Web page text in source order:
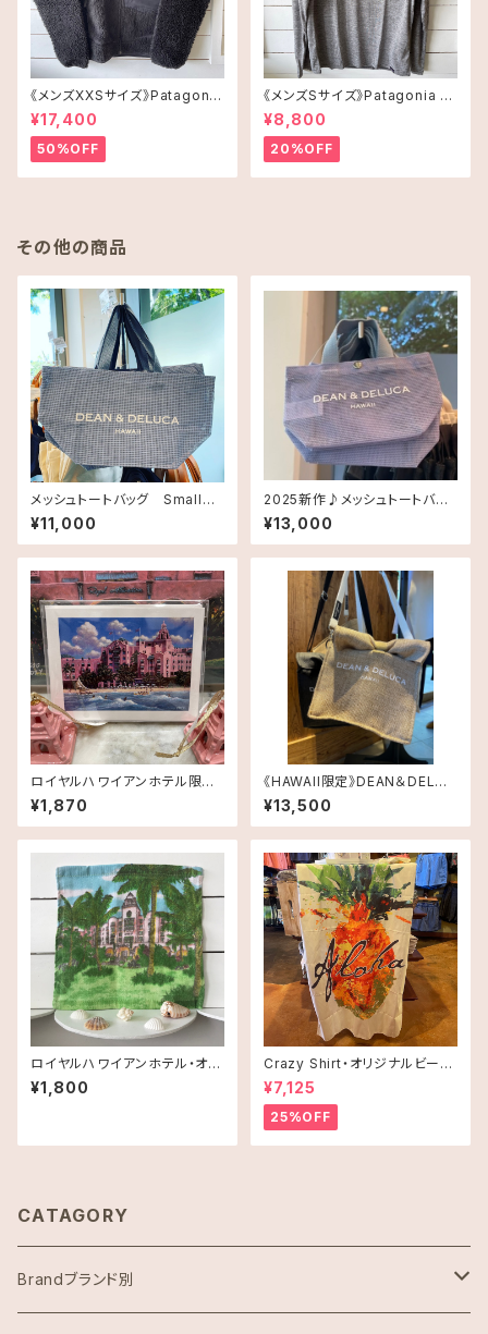
《メンズXXSサイズ》Patagonia
レトロX
¥17,400
50%OFF
《メンズSサイズ》Patagonia ロ
ングスリーブT-shirt
¥8,800
20%OFF
その他の商品
メッシュトートバッグ Smallサ
イズ《HAWAII限定》DEAN＆DE
LUCA ディーン＆デルーカ ハワ
イ 送料無料
¥11,000
2025新作♪メッシュトートバッ
グ XSサイズ ストラップ付き
《HAWAII限定》DEAN＆DELUC
A ディーン＆デルーカ ハワイ 送
¥13,000
ロイヤルハワイアンホテル限定・
グリーティングカード・2枚セット
¥1,870
《HAWAII限定》DEAN＆DELUC
A ランチバッグ ストラップ付き
送料無料
¥13,500
ロイヤルハワイアンホテル・オリ
ジナルハンドタオル（パームツリ
ー柄） TRH Inspired
¥1,800
Crazy Shirt・オリジナルビーチ
タオル
¥7,125
25%OFF
CATAGORY
Brandブランド別